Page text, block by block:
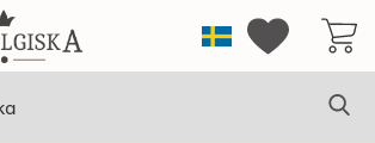
Startsidan för NostalgiskaSverigeMina